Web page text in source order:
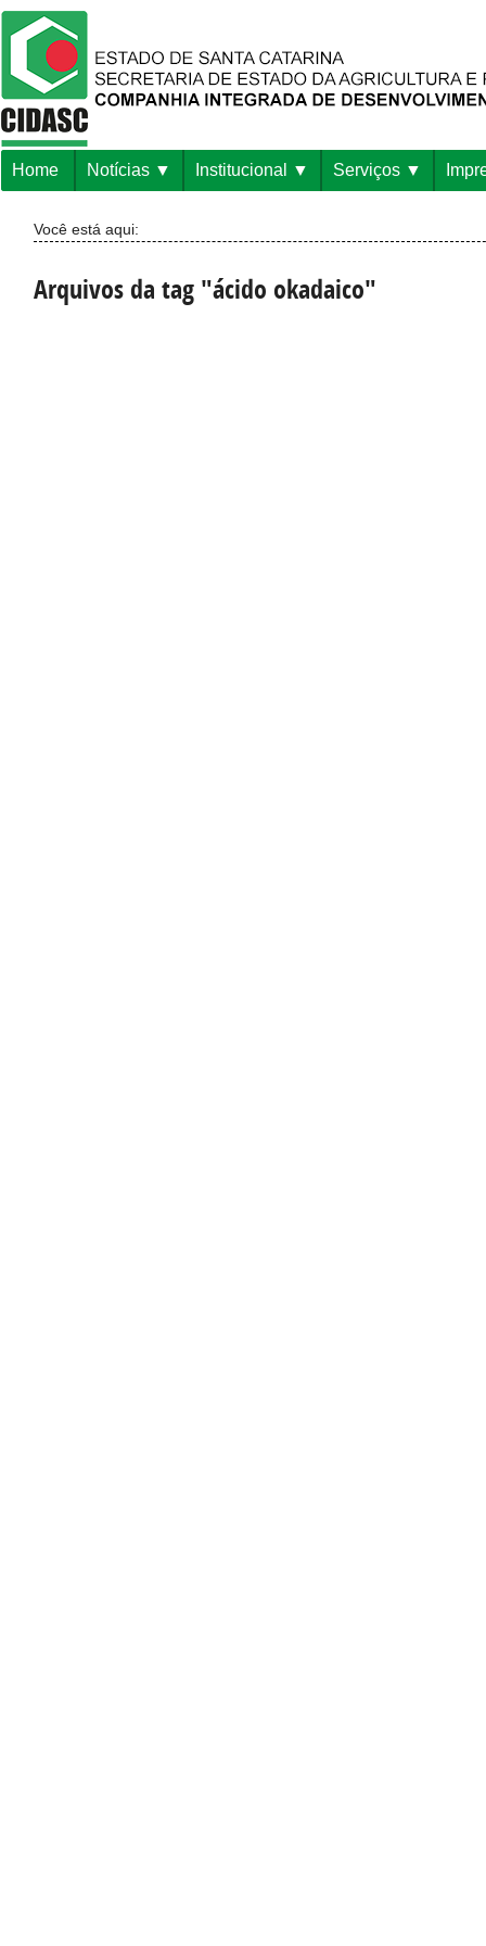
Home Notícias Institucional Serviços
Você está aqui:
Arquivos da tag "ácido okadaico"